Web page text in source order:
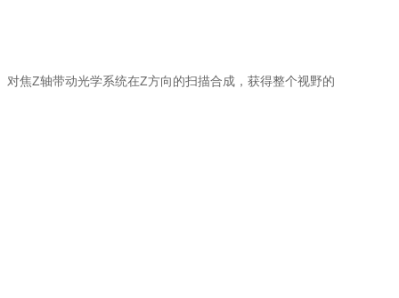
光学系统在Z方向的扫描合成，获得整个视野的